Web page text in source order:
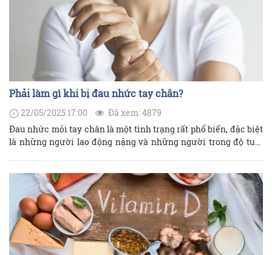
chức xung quanh vết thương. Liệu pháp này còn có tên gọi
khác là VAC therapy (VAC: Vacuum assisted closure).
Phải làm gì khi bị đau nhức tay chân?
22/05/2025 17:00
Đã xem: 4879
Đau nhức mỏi tay chân là một tình trạng rất phổ biến, đặc biệt
là những người lao động nặng và những người trong độ tuổi